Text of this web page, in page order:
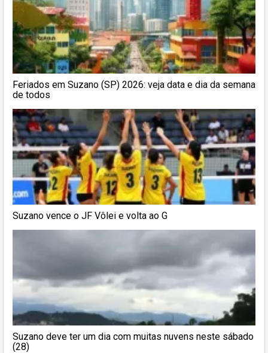
Feriados em Suzano (SP) 2026: veja data e dia da semana
de todos
Suzano vence o JF Vôlei e volta ao G
Suzano deve ter um dia com muitas nuvens neste sábado
(28)